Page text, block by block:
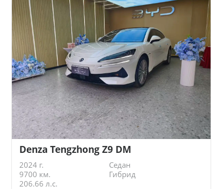
Denza Tengzhong Z9 DM
2024 г.
Седан
9700 км.
Гибрид
206.66 л.с.